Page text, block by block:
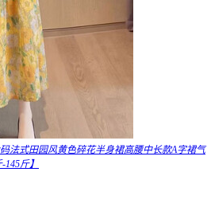
法式田园风黄色碎花半身裙高腰中长款A字裙气
斤】